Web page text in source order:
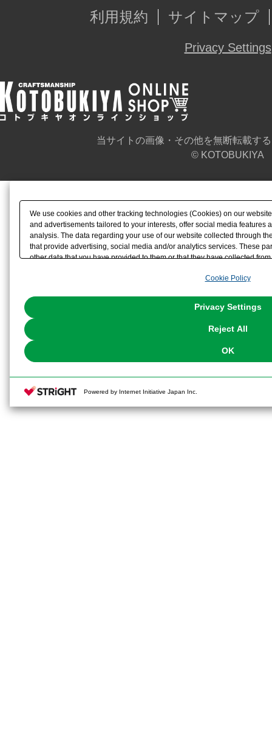
利用規約
サイトマップ
Privacy Settings
当サイトの画像・その他を無断転載す
© KOTOBUKIYA
We use cookies and other tracking technologies (Cookies) on our
and advertisements tailored to your interests, offer social media features
analysis. The data regarding your use of our website collected through
that provide advertising, social media and/or analytics services. These
other data that you have provided to them or that they have collected
the use of all Cookies except for Strictly Necessary Cookies, please
You can change your consent or rejection settings at any time via
Cookie Policy
Privacy Settings
Reject All
OK
Powered by Internet Initiative Japan Inc.